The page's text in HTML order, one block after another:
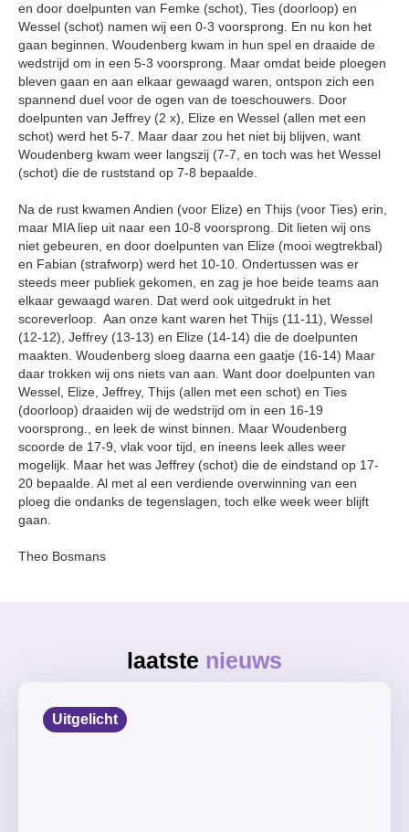
en door doelpunten van Femke (schot), Ties (doorloop) en
Wessel (schot) namen wij een 0-3 voorsprong. En nu kon het
gaan beginnen. Woudenberg kwam in hun spel en draaide de
wedstrijd om in een 5-3 voorsprong. Maar omdat beide ploegen
bleven gaan en aan elkaar gewaagd waren, ontspon zich een
spannend duel voor de ogen van de toeschouwers. Door
doelpunten van Jeffrey (2 x), Elize en Wessel (allen met een
schot) werd het 5-7. Maar daar zou het niet bij blijven, want
Woudenberg kwam weer langszij (7-7, en toch was het Wessel
(schot) die de ruststand op 7-8 bepaalde.
Na de rust kwamen Andien (voor Elize) en Thijs (voor Ties) erin,
maar MIA liep uit naar een 10-8 voorsprong. Dit lieten wij ons
niet gebeuren, en door doelpunten van Elize (mooi wegtrekbal)
en Fabian (strafworp) werd het 10-10. Ondertussen was er
steeds meer publiek gekomen, en zag je hoe beide teams aan
elkaar gewaagd waren. Dat werd ook uitgedrukt in het
scoreverloop. Aan onze kant waren het Thijs (11-11), Wessel
(12-12), Jeffrey (13-13) en Elize (14-14) die de doelpunten
maakten. Woudenberg sloeg daarna een gaatje (16-14) Maar
daar trokken wij ons niets van aan. Want door doelpunten van
Wessel, Elize, Jeffrey, Thijs (allen met een schot) en Ties
(doorloop) draaiden wij de wedstrijd om in een 16-19
voorsprong., en leek de winst binnen. Maar Woudenberg
scoorde de 17-9, vlak voor tijd, en ineens leek alles weer
mogelijk. Maar het was Jeffrey (schot) die de eindstand op 17-
20 bepaalde. Al met al een verdiende overwinning van een
ploeg die ondanks de tegenslagen, toch elke week weer blijft
gaan.
Theo Bosmans
laatste nieuws
Uitgelicht